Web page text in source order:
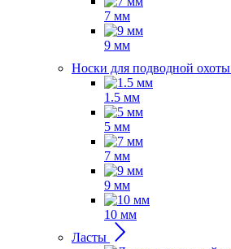
7 мм
9 мм
Носки для подводной охоты
1.5 мм
5 мм
7 мм
9 мм
10 мм
Ласты